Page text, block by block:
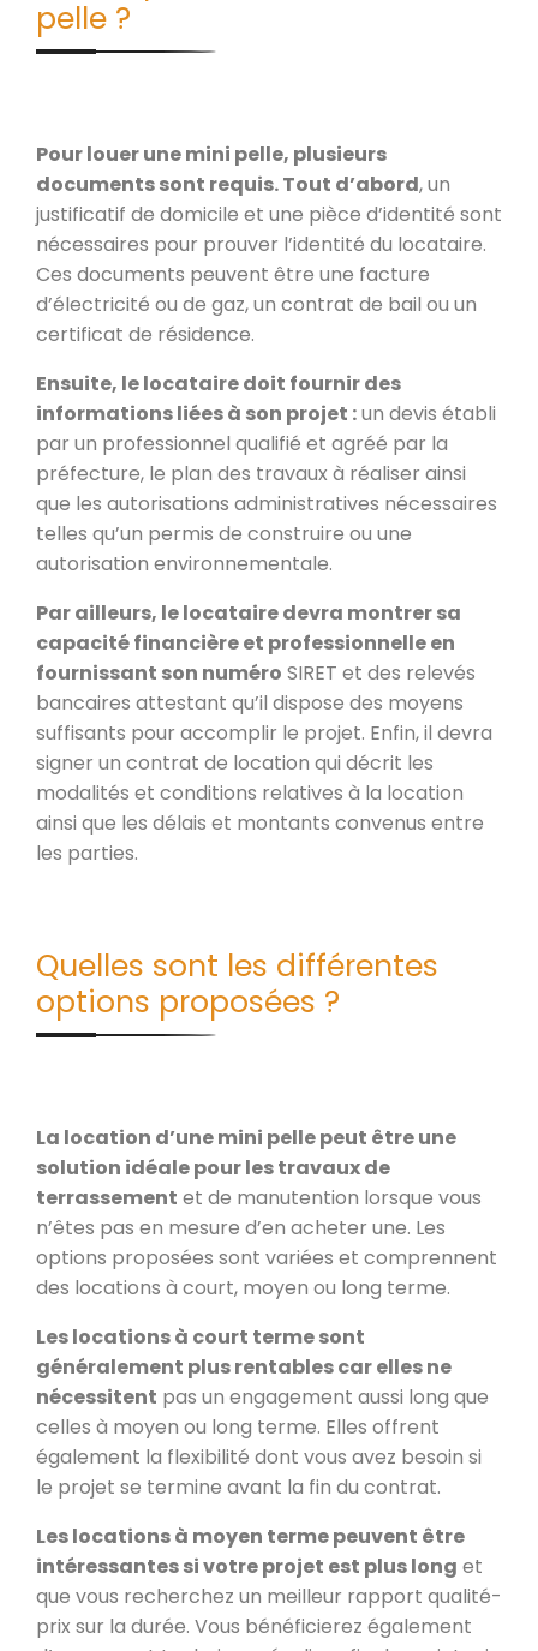
pelle ?
Pour louer une mini pelle, plusieurs
documents sont requis. Tout d’abord, un
justificatif de domicile et une pièce d’identité sont
nécessaires pour prouver l’identité du locataire.
Ces documents peuvent être une facture
d’électricité ou de gaz, un contrat de bail ou un
certificat de résidence.
Ensuite, le locataire doit fournir des
informations liées à son projet :un devis établi
par un professionnel qualifié et agréé par la
préfecture, le plan des travaux à réaliser ainsi
que les autorisations administratives nécessaires
telles qu’un permis de construire ou une
autorisation environnementale.
Par ailleurs, le locataire devra montrer sa
capacité financière et professionnelle en
fournissant son numéro SIRET et des relevés
bancaires attestant qu’il dispose des moyens
suffisants pour accomplir le projet. Enfin, il devra
signer un contrat de location qui décrit les
modalités et conditions relatives à la location
ainsi que les délais et montants convenus entre
les parties.
Quelles sont les différentes
options proposées ?
La location d’une mini pelle peut être une
solution idéale pour les travaux de
terrassement et de manutention lorsque vous
n’êtes pas en mesure d’en acheter une. Les
options proposées sont variées et comprennent
des locations à court, moyen ou long terme.
Les locations à court terme sont
généralement plus rentables car elles ne
nécessitent pas un engagement aussi long que
celles à moyen ou long terme. Elles offrent
également la flexibilité dont vous avez besoin si
le projet se termine avant la fin du contrat.
Les locations à moyen terme peuvent être
intéressantes si votre projet est plus long et
que vous recherchez un meilleur rapport qualité-
prix sur la durée. Vous bénéficierez également